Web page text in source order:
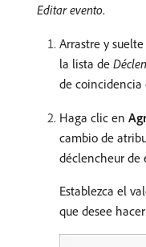
Editar evento.
Arrastre y suelte
la lista de
de coincidencia
Haga clic en
cambio de
déclencheur de
Establezca el
que desee